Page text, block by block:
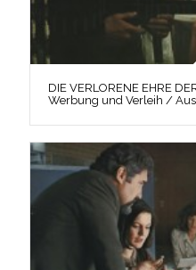
DIE VERLORENE EHRE
Werbung und Verleih /